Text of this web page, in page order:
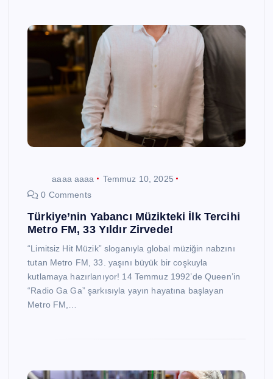
aaaa aaaa
Temmuz 10, 2025
0 Comments
Türkiye’nin Yabancı Müzikteki İlk Tercihi
Metro FM, 33 Yıldır Zirvede!
“Limitsiz Hit Müzik” sloganıyla global müziğin nabzını
tutan Metro FM, 33. yaşını büyük bir coşkuyla
kutlamaya hazırlanıyor! 14 Temmuz 1992’de Queen’in
“Radio Ga Ga” şarkısıyla yayın hayatına başlayan
Metro FM,…